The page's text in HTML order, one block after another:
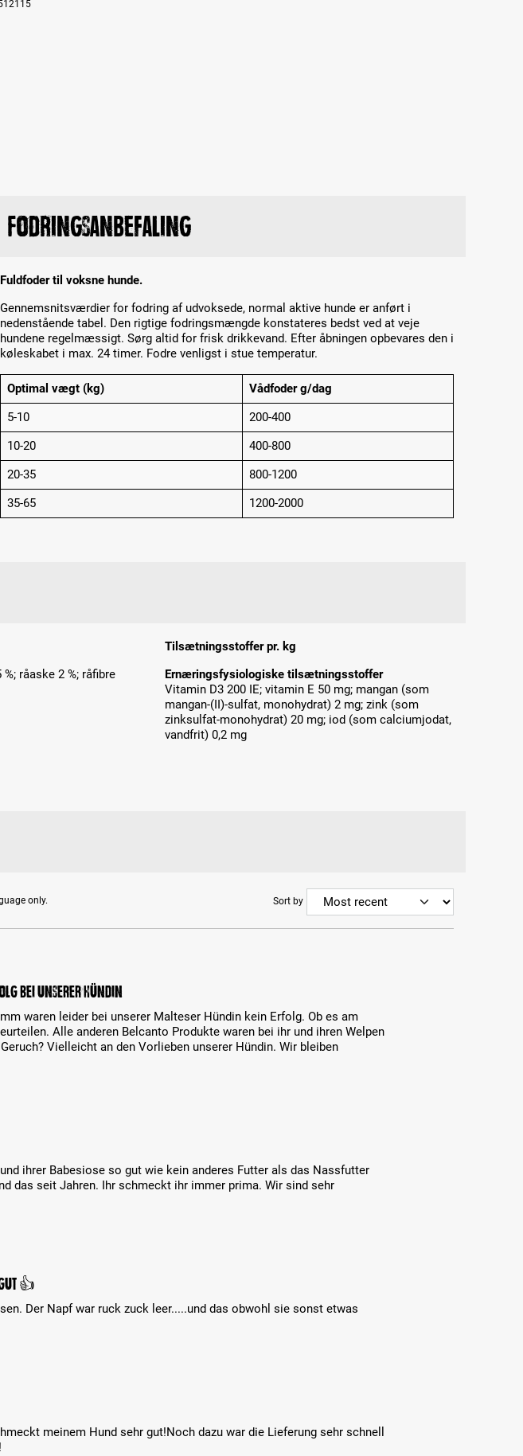
Fodringsanbefaling
Fuldfoder til voksne hunde.
Gennemsnitsværdier for fodring af udvoksede, normal aktive hunde er anført i
nedenstående tabel. Den rigtige fodringsmængde konstateres bedst ved at veje
hundene regelmæssigt. Sørg altid for frisk drikkevand. Efter åbningen opbevares den i
køleskabet i max. 24 timer. Fodre venligst i stue temperatur.
Optimal vægt (kg)
Vådfoder g/dag
5-10
200-400
10-20
400-800
20-35
800-1200
35-65
1200-2000
råaske 2 %; råfibre
Tilsætningsstoffer pr. kg
Ernæringsfysiologiske tilsætningsstoffer
Vitamin D3 200 IE; vitamin E 50 mg; mangan (som
mangan-(II)-sulfat, monohydrat) 2 mg; zink (som
zinksulfat-monohydrat) 20 mg; iod (som calciumjodat,
vandfrit) 0,2 mg
only. Sort by
bei unserer Hündin
waren leider bei unserer Malteser Hündin kein Erfolg. Ob es am
Alle anderen Belcanto Produkte waren bei ihr und ihren Welpen
Vielleicht an den Vorlieben unserer Hündin. Wir bleiben
ihrer Babesiose so gut wie kein anderes Futter als das Nassfutter
das seit Jahren. Ihr schmeckt ihr immer prima. Wir sind sehr
👍
Der Napf war ruck zuck leer.....und das obwohl sie sonst etwas
meinem Hund sehr gut!Noch dazu war die Lieferung sehr schnell